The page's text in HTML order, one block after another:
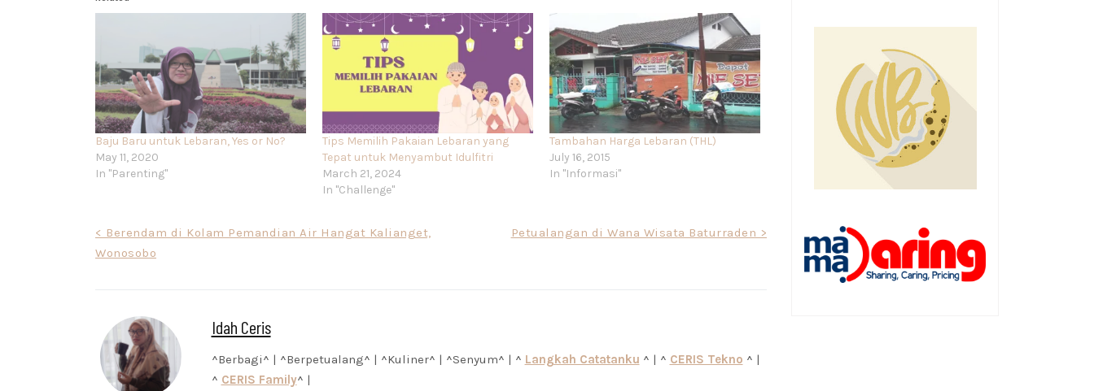
Baju Baru untuk Lebaran, Yes or No?
May 11, 2020
In "Parenting"
Tips Memilih Pakaian Lebaran yang
Tepat untuk Menyambut Idulfitri
March 21, 2024
In "Challenge"
Tambahan Harga Lebaran (THL)
July 16, 2015
In "Informasi"
Post
navigation
< Berendam di Kolam Pemandian Air Hangat Kalianget,
Wonosobo
Petualangan di Wana Wisata Baturraden >
Idah Ceris
^Berbagi^ | ^Berpetualang^ | ^Kuliner^ | ^Senyum^ | ^ Langkah Catatanku ^ | ^ CERIS Tekno ^ |
^ CERIS Family^ |